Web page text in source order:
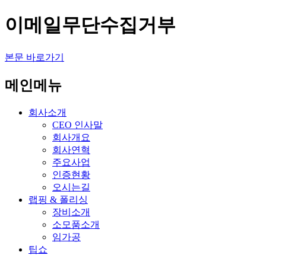
이메일무단수집거부
본문 바로가기
메인메뉴
회사소개
CEO 인사말
회사개요
회사연혁
주요사업
인증현황
오시는길
랩핑 & 폴리싱
장비소개
소모품소개
임가공
팁쇼